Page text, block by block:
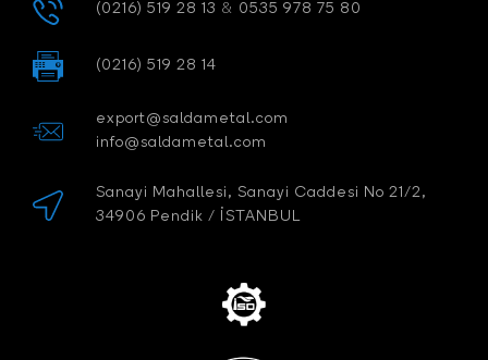
(0216) 519 28 13 & 0535 978 75 80
(0216) 519 28 14
export@saldametal.com
info@saldametal.com
Sanayi Mahallesi, Sanayi Caddesi No 21/2,
34906 Pendik / İSTANBUL